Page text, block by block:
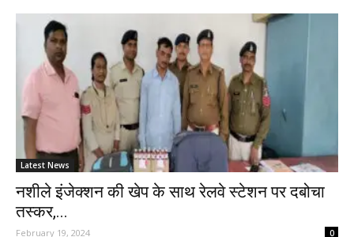
Latest News
नशीले इंजेक्शन की खेप के साथ रेलवे स्टेशन पर दबोचा
तस्कर,...
February 19, 2024 0